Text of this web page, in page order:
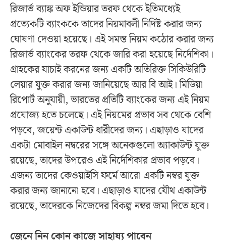
রিজার্ভ ব্যাঙ্ক অফ ইন্ডিয়ার তরফ থেকে ইতিমধ্যেই
প্রত্যেকটি ব্যাংককে তাদের নিয়মাবলী নির্দিষ্ট করার জন্য
ঘোষণা দেওয়া হয়েছে। এই সমস্ত নিয়ম কঠোর করার জন্য
রিজার্ভ ব্যাংকের তরফ থেকে জারি করা হয়েছে নির্দেশিকা।
গ্রাহকের যাচাই করনের জন্য একটি অতিরিক্ত সিকিউরিটি
লেয়ার যুক্ত করার জন্য জানিয়েছে আর বি আই। মিডিয়া
রিপোর্ট অনুযায়ী, ভারতের প্রতিটি ব্যাংকের জন্য এই নিয়ম
প্রযোজ্য হতে চলেছে। এই নিয়মের প্রভাব সব থেকে বেশি
পড়বে, জয়েন্ট একাউন্ট ধারীদের জন্য। এছাড়াও যাদের
একটা মোবাইল নম্বরের সঙ্গে অনেকগুলো অ্যাকাউন্ট যুক্ত
রয়েছে, তাদের উপরেও এই নির্দেশিকার প্রভাব পড়বে।
এজন্য তাদের কেওয়াইসি ফর্মে আরো একটি নম্বর যুক্ত
করার জন্য জানানো হবে। এছাড়াও যাদের যৌথ একাউন্ট
রয়েছে, তাদেরকে নিজেদের বিকল্প নম্বর জমা দিতে হবে।
জেনে নিন কোন কাজে সাহায্য পাবেন